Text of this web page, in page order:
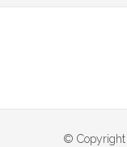
© Copyright